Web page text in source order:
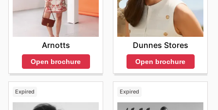
Arnotts
Open brochure
Dunnes Stores
Open brochure
Expired Expired